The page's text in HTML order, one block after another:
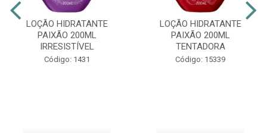
LOÇÃO HIDRATANTE
PAIXÃO 200ML
IRRESISTÍVEL
Código: 1431
LOÇÃO HIDRATANTE
PAIXÃO 200ML
TENTADORA
Código: 15339